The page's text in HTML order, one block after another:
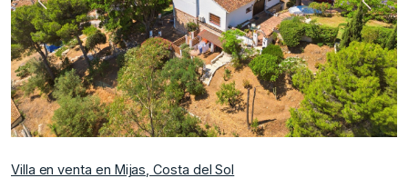
Anterior
Villa en venta en Mijas, Costa del Sol